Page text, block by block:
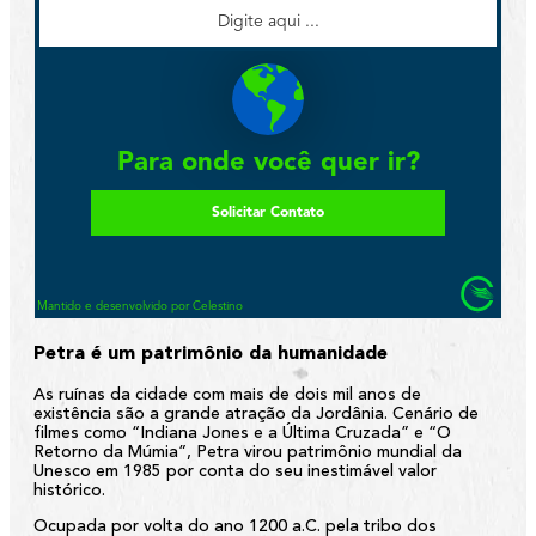
Petra é um patrimônio da humanidade
As ruínas da cidade com mais de dois mil anos de
existência são a grande atração da Jordânia. Cenário de
filmes como “Indiana Jones e a Última Cruzada” e “O
Retorno da Múmia”, Petra virou patrimônio mundial da
Unesco em 1985 por conta do seu inestimável valor
histórico.
Ocupada por volta do ano 1200 a.C. pela tribo dos